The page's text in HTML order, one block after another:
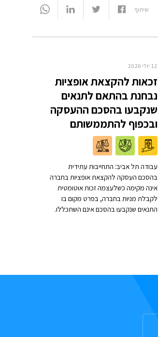
שיתוף
12 יולי 2026
זכאות להקצאת אופציות
נבחנת בהתאם לתנאים
שנקבעו בהסכם ההעסקה
ובכפוף להתממשותם
עבודה תל אביב: התחייבות עתידית
בהסכם העסקה להקצאת אופציות בחברה
אינה מקימה כשלעצמה זכות אוטומטית
לקבלת מניות בחברה, בפרט מקום בו
התנאים שנקבעו בהסכם אינם השתכללו.